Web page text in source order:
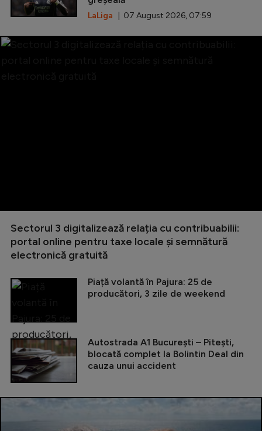
LaLiga | 07 August 2026, 07:59
Sectorul 3 digitalizează relația cu contribuabilii:
portal online pentru taxe locale și semnătură
electronică gratuită
Piață volantă în Pajura: 25 de
producători, 3 zile de weekend
Autostrada A1 București – Pitești,
blocată complet la Bolintin Deal din
cauza unui accident